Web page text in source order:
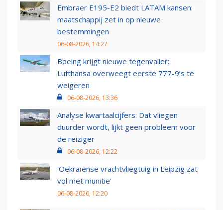
Embraer E195-E2 biedt LATAM kansen:
maatschappij zet in op nieuwe
bestemmingen
06-08-2026, 14:27
Boeing krijgt nieuwe tegenvaller:
Lufthansa overweegt eerste 777-9’s te
weigeren
06-08-2026, 13:36
Analyse kwartaalcijfers: Dat vliegen
duurder wordt, lijkt geen probleem voor
de reiziger
06-08-2026, 12:22
'Oekraïense vrachtvliegtuig in Leipzig zat
vol met munitie'
06-08-2026, 12:20